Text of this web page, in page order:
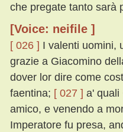
che pregate tanto sarà
[Voice: neifile ]
[ 026 ] I valenti uomini,
grazie a Giacomino
dover lor dire come
faentina; [ 027 ] a' quali
amico, e venendo a
Imperatore fu presa,